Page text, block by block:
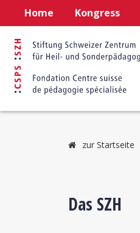
Home Kongress
zur Startseite
Das SZH